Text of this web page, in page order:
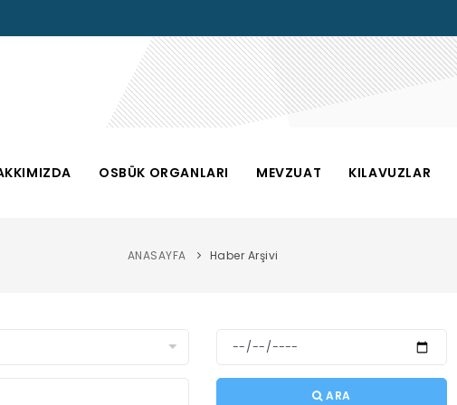
OSBÜK ORGANLARI MEVZUAT KILAVUZLAR
ANASAYFA Haber Arşivi
ARA